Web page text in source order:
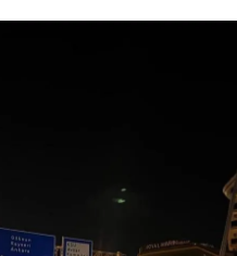
Kastamonu
Konya